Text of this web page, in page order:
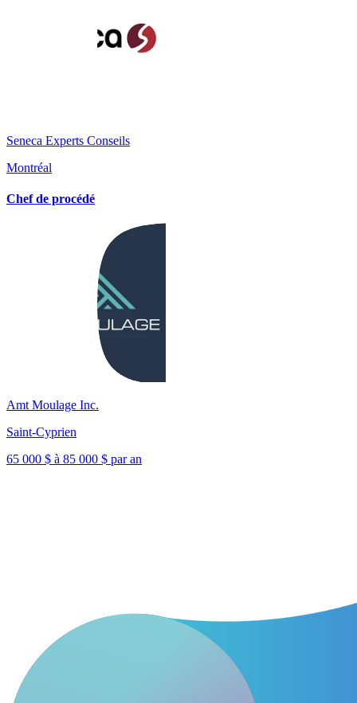
Seneca Experts Conseils
Montréal
Chef de procédé
Amt Moulage Inc.
Saint-Cyprien
65 000 $ à 85 000 $ par an